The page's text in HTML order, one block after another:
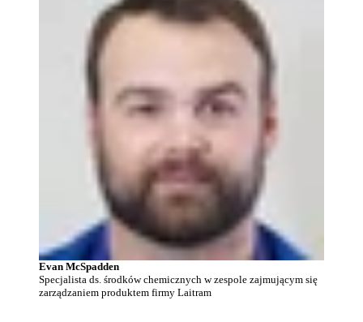
Evan McSpadden
Specjalista ds. środków chemicznych w zespole zajmującym się
zarządzaniem produktem firmy Laitram